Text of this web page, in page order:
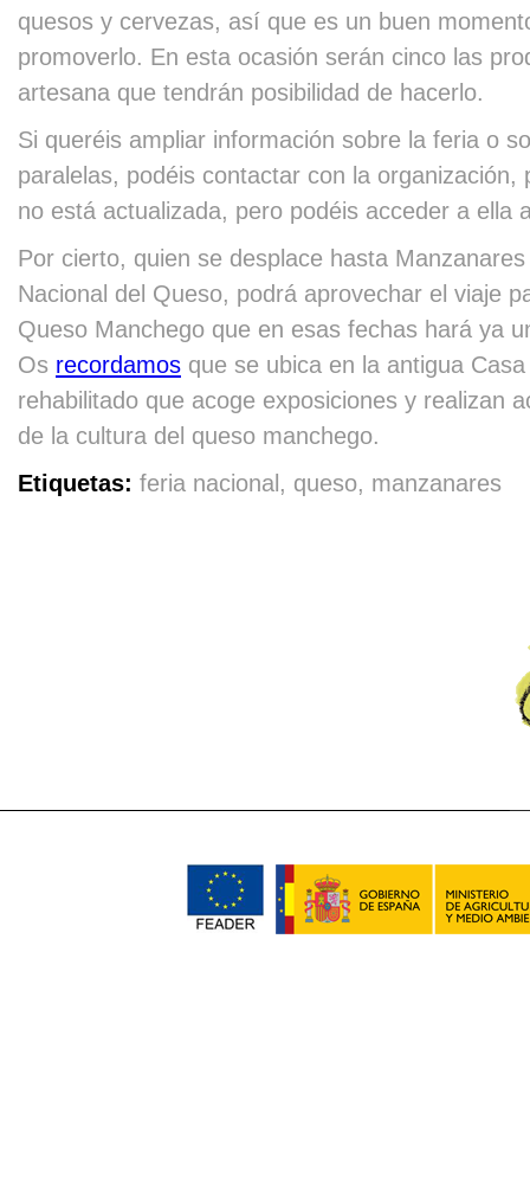
Inicio Login Newsletter Contacto Participar Info
quesos y cervezas, así que es un buen
promoverlo. En esta ocasión serán cinco las
artesana que tendrán posibilidad de hacerlo.
Si queréis ampliar información sobre la feria o
paralelas, podéis contactar con la organización,
no está actualizada, pero podéis acceder a ella
Por cierto, quien se desplace hasta
Nacional del Queso, podrá aprovechar el viaje
Queso Manchego que en esas fechas hará ya
Os recordamos que se ubica en la antigua
rehabilitado que acoge exposiciones y realizan
de la cultura del queso manchego.
Etiquetas: feria nacional, queso, manzanares